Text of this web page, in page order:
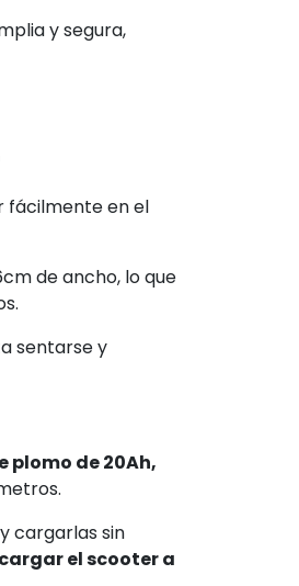
y segura,
fácilmente en el
de ancho, lo que
sentarse y
plomo de 20Ah,
cargarlas sin
el scooter a